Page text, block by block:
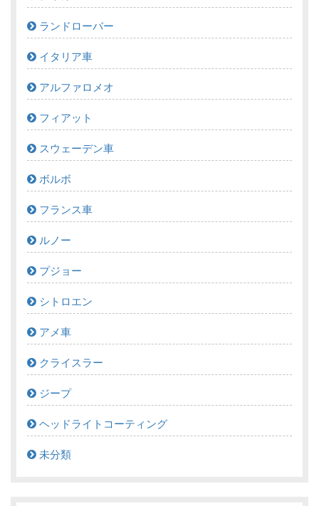
ランドローバー
イタリア車
アルファロメオ
フィアット
スウェーデン車
ボルボ
フランス車
ルノー
プジョー
シトロエン
アメ車
クライスラー
ジープ
ヘッドライトコーティング
未分類